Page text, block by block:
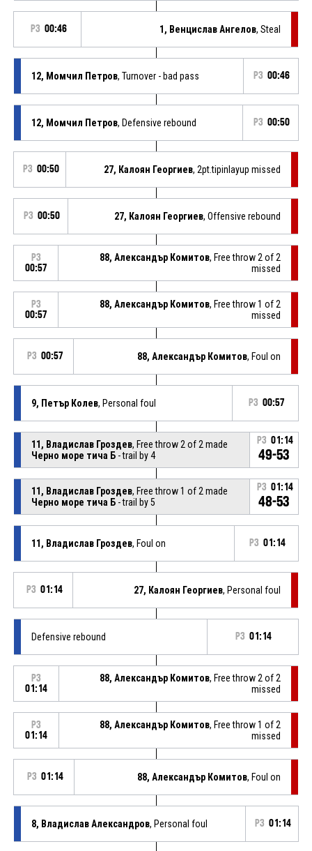
P3 00:46 1, Венцислав Ангелов, Steal
12, Момчил Петров, Turnover - bad pass P3 00:46
12, Момчил Петров, Defensive rebound P3 00:50
P3 00:50 27, Калоян Георгиев, 2pt.tipinlayup missed
P3 00:50 27, Калоян Георгиев, Offensive rebound
P3
00:57
88, Александър Комитов, Free throw 2 of 2
missed
P3
00:57
88, Александър Комитов, Free throw 1 of 2
missed
P3 00:57 88, Александър Комитов, Foul on
9, Петър Колев, Personal foul P3 00:57
11, Владислав Гроздев, Free throw 2 of 2 made
Черно море тича Б- trail by 4
P3 01:14
49-53
11, Владислав Гроздев, Free throw 1 of 2 made
Черно море тича Б- trail by 5
P3 01:14
48-53
11, Владислав Гроздев, Foul on P3 01:14
P3 01:14 27, Калоян Георгиев, Personal foul
Defensive rebound P3 01:14
P3
01:14
88, Александър Комитов, Free throw 2 of 2
missed
P3
01:14
88, Александър Комитов, Free throw 1 of 2
missed
P3 01:14 88, Александър Комитов, Foul on
8, Владислав Александров, Personal foul P3 01:14